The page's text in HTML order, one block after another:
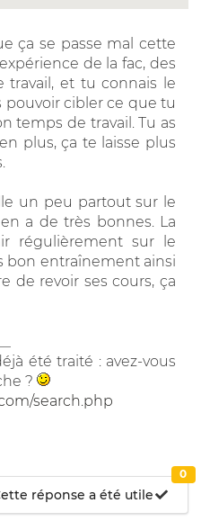
ça se passe mal cette
de la fac, des
travail, et tu connais le
pouvoir cibler ce que tu
temps de travail. Tu as
plus, ça te laisse plus
un peu partout sur le
a de très bonnes. La
régulièrement sur le
bon entraînement ainsi
de revoir ses cours, ça
été traité : avez-vous
?
search.php
réponse a été utile
0